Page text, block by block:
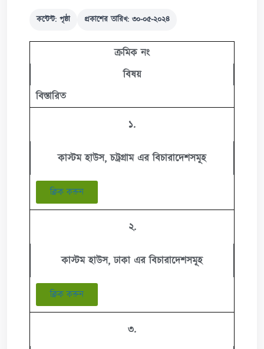
কন্টেন্ট: পৃষ্ঠা প্রকাশের তারিখ: ৩০-০৫-২০২৪
ক্রমিক নং
বিষয়
বিস্তারিত
১.
কাস্টম হাউস, চট্রগ্রাম এর বিচারাদেশসমূহ
ক্লিক করুন
২.
কাস্টম হাউস, ঢাকা এর বিচারাদেশসমূহ
ক্লিক করুন
৩.